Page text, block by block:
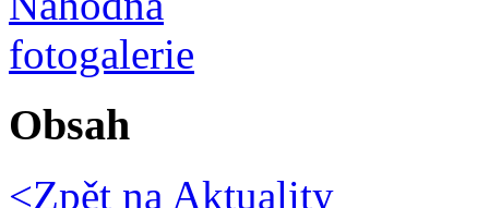
Obsah
<Zpět na Aktuality